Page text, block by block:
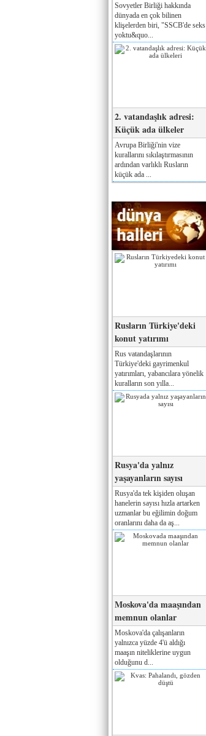
Sovyetler Birliği hakkında
dünyada en çok bilinen
klişelerden biri, "SSCB'de seks
yoktu&quo...
2. vatandaşlık adresi:
Küçük ada ülkeler
Avrupa Birliği'nin vize
kurallarını sıkılaştırmasının
ardından varlıklı Rusların
küçük ada ...
Rusların Türkiye'deki
konut yatırımı
Rus vatandaşlarının
Türkiye'deki gayrimenkul
yatırımları, yabancılara yönelik
kuralların son yılla...
Rusya'da yalnız
yaşayanların sayısı
Rusya'da tek kişiden oluşan
hanelerin sayısı hızla artarken
uzmanlar bu eğilimin doğum
oranlarını daha da aş...
Moskova'da maaşından
memnun olanlar
Moskova'da çalışanların
yalnızca yüzde 4'ü aldığı
maaşın niteliklerine uygun
olduğunu d...